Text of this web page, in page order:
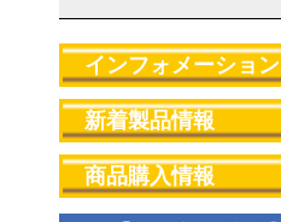
インフォメーション
新着製品情報
商品購入情報